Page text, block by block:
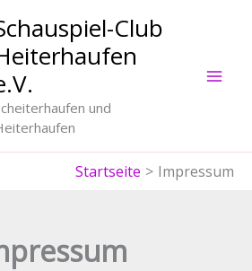
Club
und
Startseite Impressum